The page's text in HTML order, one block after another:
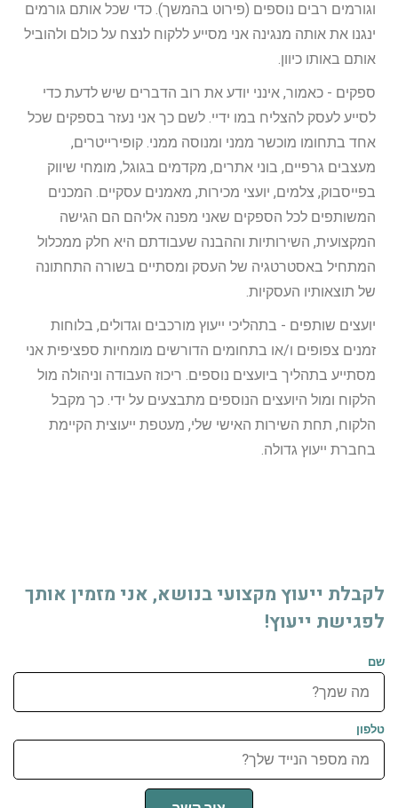
וגורמים רבים נוספים (פירוט בהמשך). כדי שכל אותם גורמים
ינגנו את אותה מנגינה אני מסייע ללקוח לנצח על כולם ולהוביל
אותם באותו כיוון.
ספקים - כאמור, אינני יודע את רוב הדברים שיש לדעת כדי
לסייע לעסק להצליח במו ידיי. לשם כך אני נעזר בספקים שכל
אחד בתחומו מוכשר ממני ומנוסה ממני. קופירייטרים,
מעצבים גרפיים, בוני אתרים, מקדמים בגוגל, מומחי שיווק
בפייסבוק, צלמים, יועצי מכירות, מאמנים עסקיים. המכנים
המשותפים לכל הספקים שאני מפנה אליהם הם הגישה
המקצועית, השירותיות וההבנה שעבודתם היא חלק ממכלול
המתחיל באסטרטגיה של העסק ומסתיים בשורה התחתונה
של תוצאותיו העסקיות.
יועצים שותפים - בתהליכי ייעוץ מורכבים וגדולים, בלוחות
זמנים צפופים ו/או בתחומים הדורשים מומחיות ספציפית אני
מסתייע בתהליך ביועצים נוספים. ריכוז העבודה וניהולה מול
הלקוח ומול היועצים הנוספים מתבצעים על ידי. כך מקבל
הלקוח, תחת השירות האישי שלי, מעטפת ייעוצית הקיימת
בחברת ייעוץ גדולה.
לקבלת ייעוץ מקצועי בנושא, אני מזמין אותך
לפגישת ייעוץ!
שם
טלפון